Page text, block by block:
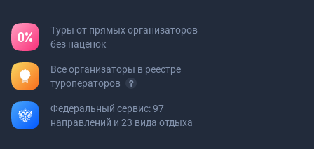
Туры от прямых организаторов
без наценок
Все организаторы в реестре
туроператоров
Федеральный сервис: 97
направлений и 23 вида отдыха